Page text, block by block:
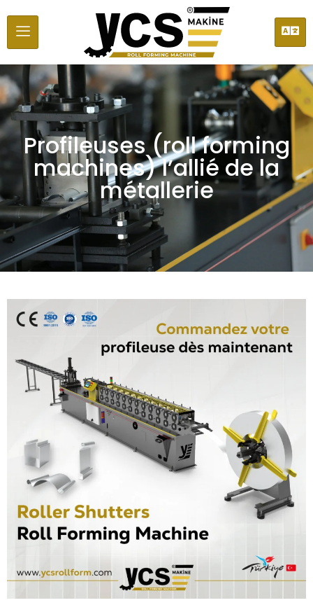
Profileuses (roll forming
machines) l’allié de la
métallerie